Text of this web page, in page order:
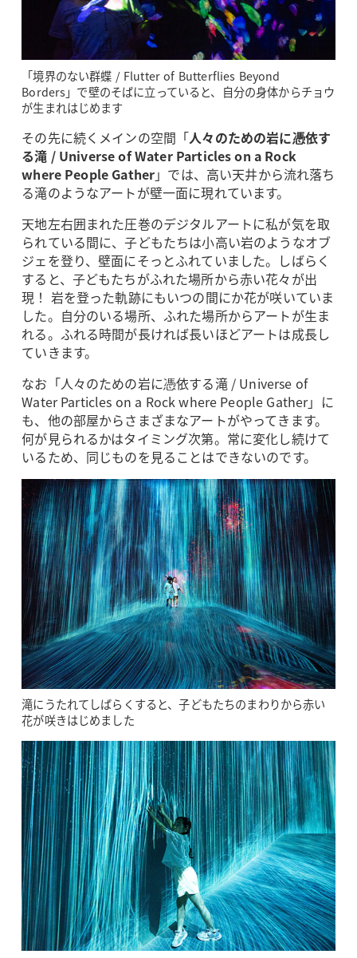
「境界のない群蝶 / Flutter of Butterflies Beyond
Borders」で壁のそばに立っていると、自分の身体からチョウ
が生まれはじめます
その先に続くメインの空間「人々のための岩に憑依す
る滝 / Universe of Water Particles on a Rock
where People Gather」では、高い天井から流れ落ち
る滝のようなアートが壁一面に現れています。
天地左右囲まれた圧巻のデジタルアートに私が気を取
られている間に、子どもたちは小高い岩のようなオブ
ジェを登り、壁面にそっとふれていました。しばらく
すると、子どもたちがふれた場所から赤い花々が出
現！ 岩を登った軌跡にもいつの間にか花が咲いていま
した。自分のいる場所、ふれた場所からアートが生ま
れる。ふれる時間が長ければ長いほどアートは成長し
ていきます。
なお「人々のための岩に憑依する滝 / Universe of
Water Particles on a Rock where People Gather」に
も、他の部屋からさまざまなアートがやってきます。
何が見られるかはタイミング次第。常に変化し続けて
いるため、同じものを見ることはできないのです。
滝にうたれてしばらくすると、子どもたちのまわりから赤い
花が咲きはじめました